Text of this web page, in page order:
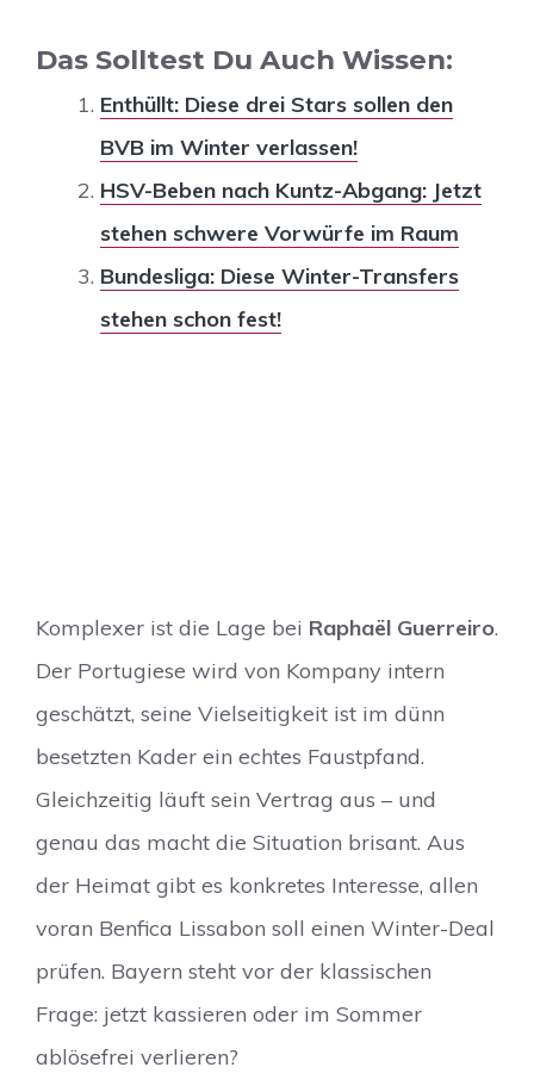
Das Solltest Du Auch Wissen:
Enthüllt: Diese drei Stars sollen den
BVB im Winter verlassen!
HSV-Beben nach Kuntz-Abgang: Jetzt
stehen schwere Vorwürfe im Raum
Bundesliga: Diese Winter-Transfers
stehen schon fest!
Komplexer ist die Lage bei Raphaël Guerreiro.
Der Portugiese wird von Kompany intern
geschätzt, seine Vielseitigkeit ist im dünn
besetzten Kader ein echtes Faustpfand.
Gleichzeitig läuft sein Vertrag aus – und
genau das macht die Situation brisant. Aus
der Heimat gibt es konkretes Interesse, allen
voran Benfica Lissabon soll einen Winter-Deal
prüfen. Bayern steht vor der klassischen
Frage: jetzt kassieren oder im Sommer
ablösefrei verlieren?